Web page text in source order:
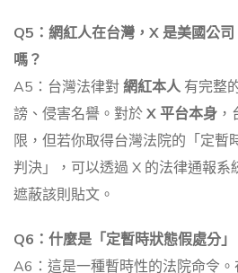
Q5：網紅人在台灣，X 是美國公
嗎？
A5：台灣法律對網紅本人 有完整
謗、侵害名譽。對於X 平台本身
限，但若你取得台灣法院的「定暫
判決」，可以透過 X 的法律通報系
遮蔽該則貼文。
Q6：什麼是「定暫時狀態假處分
A6：這是一種暫時性的法院命令